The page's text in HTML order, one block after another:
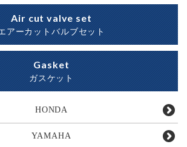
Air cut valve set
アーカットバルブセット
Gasket
ガスケット
HONDA
YAMAHA